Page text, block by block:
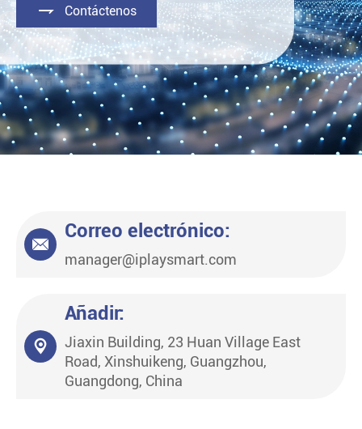
 Contáctenos

Correo electrónico:
manager@iplaysmart.com

Añadir:
Jiaxin Building, 23 Huan Village East
Road, Xinshuikeng, Guangzhou,
Guangdong, China